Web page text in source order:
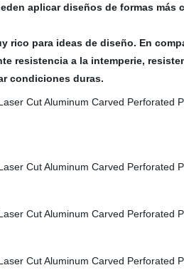
aplicar diseños de formas más
para ideas de diseño. En
resistencia a la intemperie,
condiciones duras.